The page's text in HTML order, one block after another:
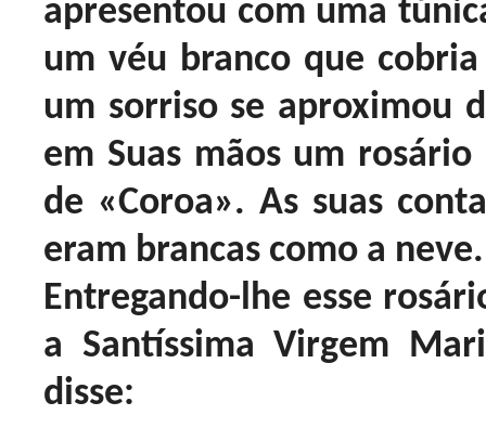
apresentou com uma
um véu branco que
um sorriso se aproximou
em Suas mãos um
de «Coroa». As suas
eram brancas como a neve.
Entregando-lhe esse
a Santíssima Virgem
disse: